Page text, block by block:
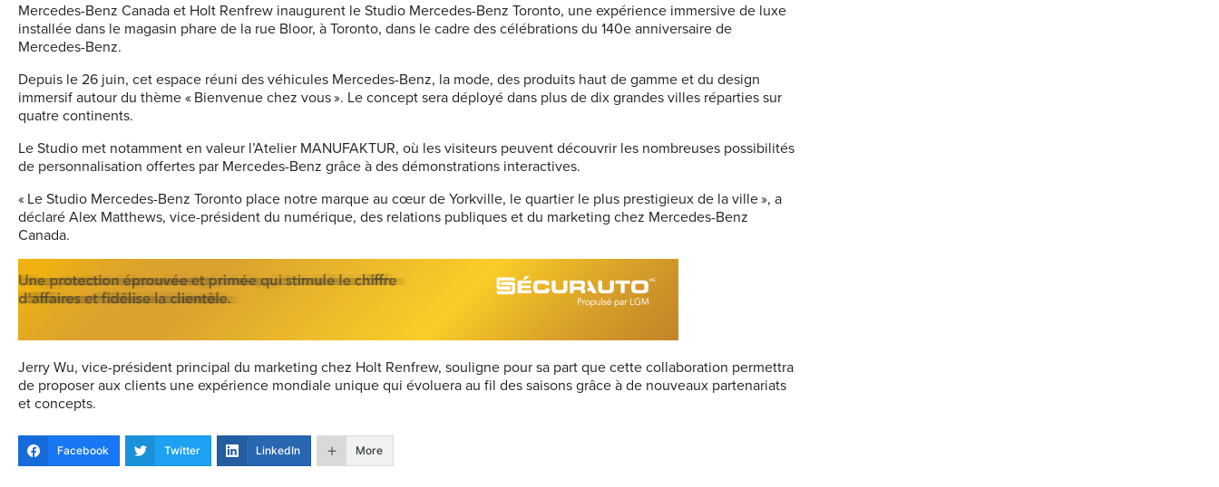
Mercedes-Benz Canada et Holt Renfrew inaugurent le Studio Mercedes-Benz Toronto, une expérience immersive de luxe
installée dans le magasin phare de la rue Bloor, à Toronto, dans le cadre des célébrations du 140e anniversaire de
Mercedes-Benz.
Depuis le 26 juin, cet espace réuni des véhicules Mercedes-Benz, la mode, des produits haut de gamme et du design
immersif autour du thème « Bienvenue chez vous ». Le concept sera déployé dans plus de dix grandes villes réparties sur
quatre continents.
Le Studio met notamment en valeur l’Atelier MANUFAKTUR, où les visiteurs peuvent découvrir les nombreuses possibilités
de personnalisation offertes par Mercedes-Benz grâce à des démonstrations interactives.
« Le Studio Mercedes-Benz Toronto place notre marque au cœur de Yorkville, le quartier le plus prestigieux de la ville », a
déclaré Alex Matthews, vice-président du numérique, des relations publiques et du marketing chez Mercedes-Benz
Canada.
Jerry Wu, vice-président principal du marketing chez Holt Renfrew, souligne pour sa part que cette collaboration permettra
de proposer aux clients une expérience mondiale unique qui évoluera au fil des saisons grâce à de nouveaux partenariats
et concepts.
Facebook Twitter LinkedIn More